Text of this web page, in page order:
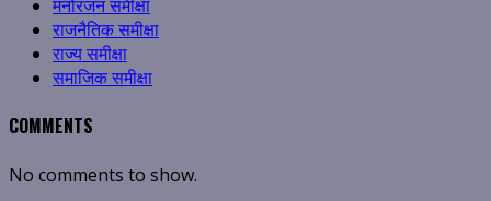
मनोरंजन समीक्षा
राजनैतिक समीक्षा
राज्य समीक्षा
समाजिक समीक्षा
COMMENTS
No comments to show.